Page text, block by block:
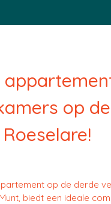
op de
op de derde
biedt een ideale